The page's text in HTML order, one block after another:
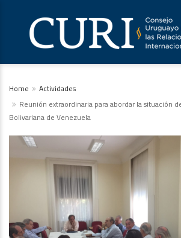
Home
Actividades
Reunión extraordinaria para abordar la situación
Bolivariana de Venezuela